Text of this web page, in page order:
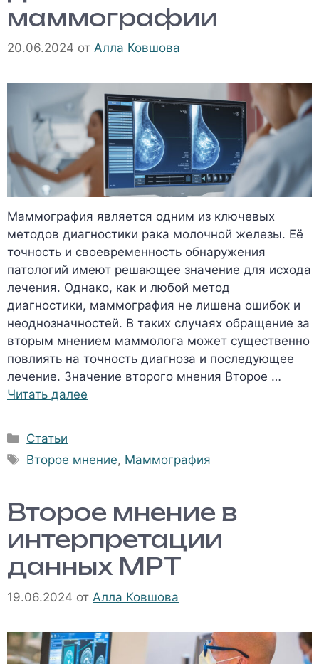
маммографии
20.06.2024 от Алла Ковшова
Маммография является одним из ключевых
методов диагностики рака молочной железы. Её
точность и своевременность обнаружения
патологий имеют решающее значение для исхода
лечения. Однако, как и любой метод
диагностики, маммография не лишена ошибок и
неоднозначностей. В таких случаях обращение за
вторым мнением маммолога может существенно
повлиять на точность диагноза и последующее
лечение. Значение второго мнения Второе …
Читать далее
Рубрики
Статьи
Метки
Второе мнение, Маммография
Второе мнение в
интерпретации
данных МРТ
19.06.2024 от Алла Ковшова